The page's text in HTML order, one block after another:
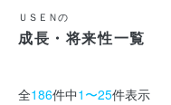
ＵＳＥＮの
成長・将来性一覧
全186件中1〜25件表示